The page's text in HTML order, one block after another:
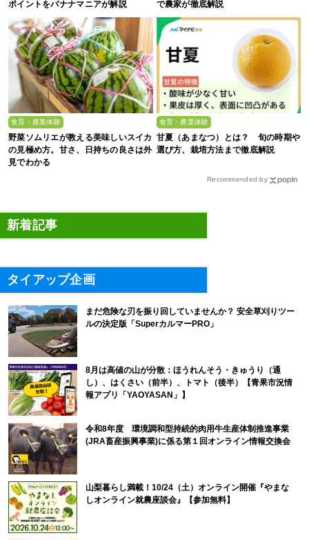
ポイントをバナナマニアが解説 で農家が徹底解説
食育・農業体験
野菜ソムリエが教える美味しいスイカ
の見極め方。甘さ、日持ちの良さは外
見でわかる
食育・農業体験
甘夏（あまなつ）とは？ 旬の時期や
選び方、栽培方法まで徹底解説
Recommended by
新着記事
タイアップ企画
まだ危険な刃を振り回していませんか？ 安全草刈りツー
ルの決定版「SuperカルマーPRO」
8月は高値の山が分散：ほうれんそう・きゅうり（通
し）、はくさい（前半）、トマト（後半）【青果市況情
報アプリ「YAOYASAN」】
令和8年度 環境調和型持続的肉用牛生産体制推進事業
(JRA畜産振興事業)に係る第１回オンライン情報交換会
山梨暮らし満載！10/24（土）オンライン開催『やまな
しオンライン就農座談会』【参加無料】